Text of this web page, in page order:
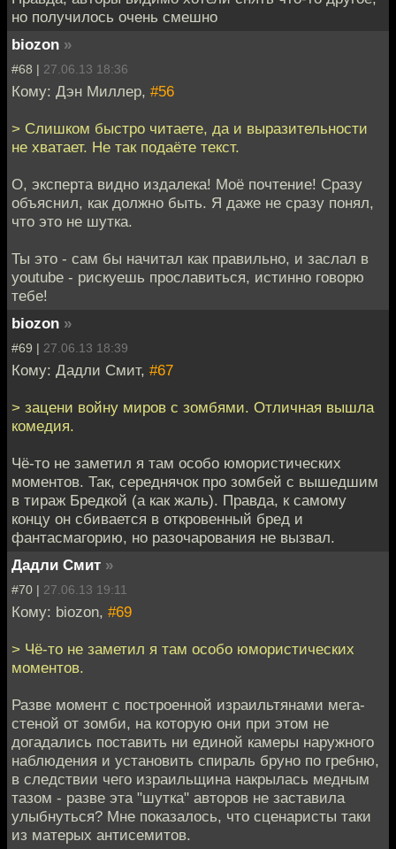
но получилось очень смешно
biozon »
#68 | 27.06.13 18:36
Кому: Дэн Миллер, #56
> Слишком быстро читаете, да и выразительности
не хватает. Не так подаёте текст.
О, эксперта видно издалека! Моё почтение! Сразу
объяснил, как должно быть. Я даже не сразу понял,
что это не шутка.
Ты это - сам бы начитал как правильно, и заслал в
youtube - рискуешь прославиться, истинно говорю
тебе!
biozon »
#69 | 27.06.13 18:39
Кому: Дадли Смит, #67
> зацени войну миров с зомбями. Отличная вышла
комедия.
Чё-то не заметил я там особо юмористических
моментов. Так, середнячок про зомбей с вышедшим
в тираж Бредкой (а как жаль). Правда, к самому
концу он сбивается в откровенный бред и
фантасмагорию, но разочарования не вызвал.
Дадли Смит »
#70 | 27.06.13 19:11
Кому: biozon, #69
> Чё-то не заметил я там особо юмористических
моментов.
Разве момент с построенной израильтянами мега-
стеной от зомби, на которую они при этом не
догадались поставить ни единой камеры наружного
наблюдения и установить спираль бруно по гребню,
в следствии чего израильщина накрылась медным
тазом - разве эта "шутка" авторов не заставила
улыбнуться? Мне показалось, что сценаристы таки
из матерых антисемитов.